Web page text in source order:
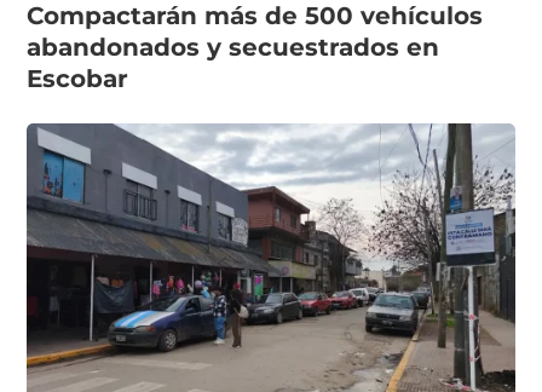
Compactarán más de 500 vehículos
abandonados y secuestrados en
Escobar